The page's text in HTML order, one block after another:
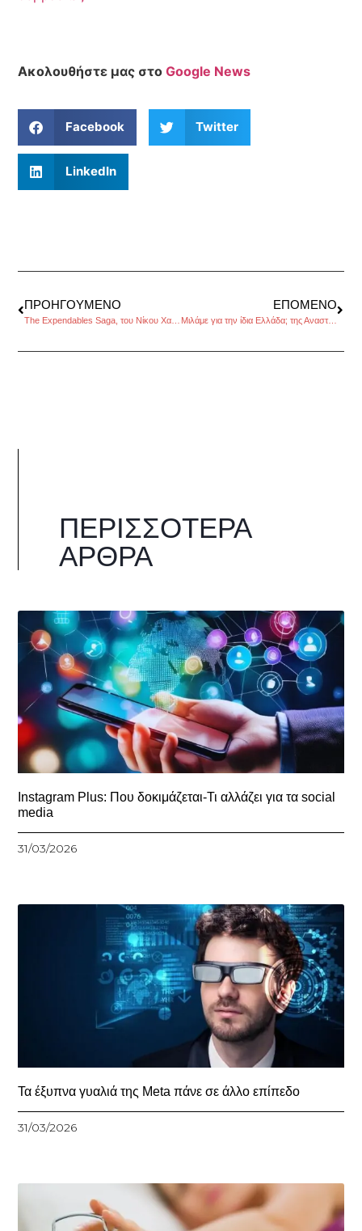
Ακολουθήστε μας στοGoogle News
Facebook Twitter
LinkedIn
ΠΡΟΗΓΟΎΜΕΝΟ ΕΠΌΜΕΝΟ
Μιλάμε για την ίδια Ελλάδα; της Αναστασίας Κορινθίου
ΠΕΡΙΣΣΌΤΕΡΑ
ΆΡΘΡΑ
Instagram Plus: Που δοκιμάζεται-Τι αλλάζει για τα social
media
31/03/2026
Τα έξυπνα γυαλιά της Meta πάνε σε άλλο επίπεδο
31/03/2026